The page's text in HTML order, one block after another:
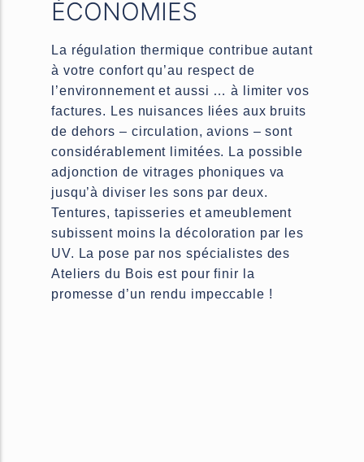
ÉCONOMIES
La régulation thermique contribue autant
à votre confort qu’au respect de
l’environnement et aussi … à limiter vos
factures. Les nuisances liées aux bruits
de dehors – circulation, avions – sont
considérablement limitées. La possible
adjonction de vitrages phoniques va
jusqu’à diviser les sons par deux.
Tentures, tapisseries et ameublement
subissent moins la décoloration par les
UV. La pose par nos spécialistes des
Ateliers du Bois est pour finir la
promesse d’un rendu impeccable !